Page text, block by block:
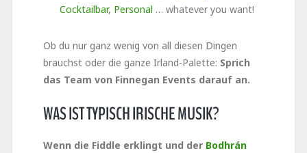
Cocktailbar, Personal … whatever you want!
Ob du nur ganz wenig von all diesen Dingen
brauchst oder die ganze Irland-Palette: Sprich
das Team von Finnegan Events darauf an.
WAS IST TYPISCH IRISCHE MUSIK?
Wenn die Fiddle erklingt und der Bodhrán